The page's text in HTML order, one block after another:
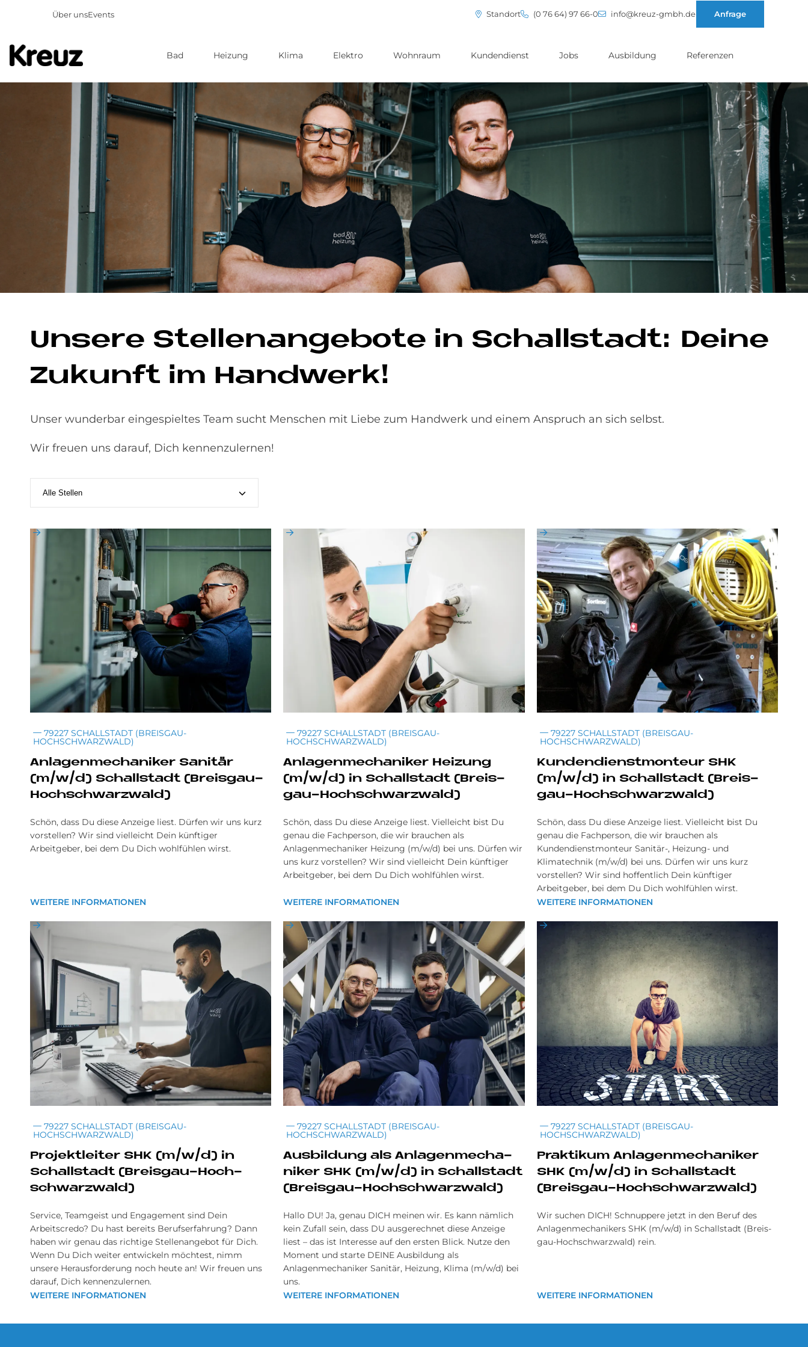
Über unsEvents Standort (0 76 64) 97 66-0 info@kreuz-gmbh.de Anfrage
Bad Heizung Klima Elektro Wohnraum Kundendienst Jobs Ausbildung Referenzen
Un­se­re Stel­len­an­ge­bo­te in Schall­sta­dt: De­i­ne
Zu­kun­ft im Hand­werk!
Unser wunderbar eingespieltes Team sucht Menschen mit Liebe zum Handwerk und einem Anspruch an sich selbst.
Wir freuen uns darauf, Dich kennenzulernen!
79227 SCHALLSTADT (BREISGAU-
HOCHSCHWARZWALD)
An­la­gen­me­cha­ni­ker Sa­ni­tär
(m/w/d) Schall­sta­dt (Breis­gau-
Hoch­schwarz­wald)
Schön, dass Du diese Anzeige liest. Dürfen wir uns kurz
vorstellen? Wir sind vielleicht Dein künftiger
Arbeitgeber, bei dem Du Dich wohlfühlen wirst.
WEITERE INFORMATIONEN
79227 SCHALLSTADT (BREISGAU-
HOCHSCHWARZWALD)
An­la­gen­me­cha­ni­ker Hei­zung
(m/w/d) in Schall­sta­dt (Breis­
gau-Hoch­schwarz­wald)
Schön, dass Du diese Anzeige liest. Vielleicht bist Du
genau die Fachperson, die wir brauchen als
Anlagenmechaniker Heizung (m/w/d) bei uns. Dürfen wir
uns kurz vorstellen? Wir sind vielleicht Dein künftiger
Arbeitgeber, bei dem Du Dich wohlfühlen wirst.
WEITERE INFORMATIONEN
79227 SCHALLSTADT (BREISGAU-
HOCHSCHWARZWALD)
Kun­den­dienst­mon­teur SHK
(m/w/d) in Schall­sta­dt (Breis­
gau-Hoch­schwarz­wald)
Schön, dass Du diese Anzeige liest. Vielleicht bist Du
genau die Fachperson, die wir brauchen als
Kundendienstmonteur Sanitär-, Heizung- und
Klimatechnik (m/w/d) bei uns. Dürfen wir uns kurz
vorstellen? Wir sind hoffentlich Dein künftiger
Arbeitgeber, bei dem Du Dich wohlfühlen wirst.
WEITERE INFORMATIONEN
79227 SCHALLSTADT (BREISGAU-
HOCHSCHWARZWALD)
Pro­jekt­lei­ter SHK (m/w/d) in
Schall­sta­dt (Breis­gau-Hoch­
schwarz­wald)
Service, Teamgeist und Engagement sind Dein
Arbeitscredo? Du hast bereits Berufserfahrung? Dann
haben wir genau das richtige Stellenangebot für Dich.
Wenn Du Dich weiter entwickeln möchtest, nimm
unsere Herausforderung noch heute an! Wir freuen uns
darauf, Dich kennenzulernen.
WEITERE INFORMATIONEN
79227 SCHALLSTADT (BREISGAU-
HOCHSCHWARZWALD)
Aus­bil­dung als An­la­gen­me­cha­
ni­ker SHK (m/w/d) in Schall­sta­dt
(Breis­gau-Hoch­schwarz­wald)
Hallo DU! Ja, genau DICH meinen wir. Es kann nämlich
kein Zufall sein, dass DU ausgerechnet diese Anzeige
liest – das ist Interesse auf den ersten Blick. Nutze den
Moment und starte DEINE Ausbildung als
Anlagenmechaniker Sanitär, Heizung, Klima (m/w/d) bei
uns.
WEITERE INFORMATIONEN
79227 SCHALLSTADT (BREISGAU-
HOCHSCHWARZWALD)
Prak­ti­kum An­la­gen­me­cha­ni­ker
SHK (m/w/d) in Schall­sta­dt
(Breis­gau-Hoch­schwarz­wald)
Wir suchen DICH! Schnuppere jetzt in den Beruf des
Anlagenmechanikers SHK (m/w/d) in Schallstadt (Breis­
gau-Hoch­schwarz­wald) rein.
WEITERE INFORMATIONEN